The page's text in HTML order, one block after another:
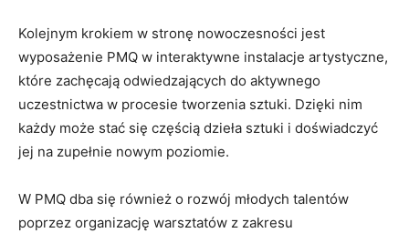
Kolejnym krokiem‍ w ⁣stronę‍ nowoczesności jest
wyposażenie PMQ⁤ w interaktywne instalacje artystyczne,
​które zachęcają odwiedzających do aktywnego
uczestnictwa w procesie⁤ tworzenia sztuki. Dzięki nim⁣
każdy może stać się częścią dzieła‌ sztuki i doświadczyć
jej na zupełnie nowym poziomie.
W PMQ ‌dba się również o rozwój młodych talentów
poprzez organizację warsztatów z zakresu‍